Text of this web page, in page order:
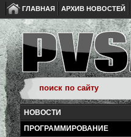
ГЛАВНАЯ АРХИВ НОВОСТЕЙ
НОВОСТИ
ПРОГРАММИРОВАНИЕ